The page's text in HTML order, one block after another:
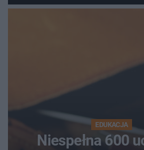
zarzut
EDUKACJA
Niespełna 600